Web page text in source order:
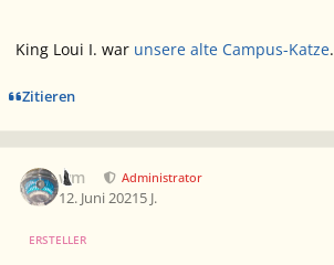
King Loui I. war unsere alte Campus-Katze.
Zitieren
wm Administrator
12. Juni 20215 J.
ERSTELLER